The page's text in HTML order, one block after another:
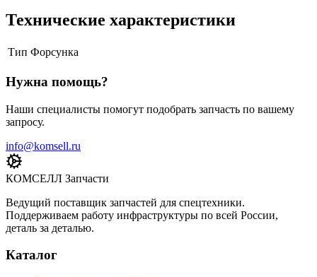
Технические характеристики
Тип Форсунка
Нужна помощь?
Наши специалисты помогут подобрать запчасть по вашему
запросу.
info@komsell.ru
КОМСЕЛЛ Запчасти
Ведущий поставщик запчастей для спецтехники.
Поддерживаем работу инфраструктуры по всей России,
деталь за деталью.
Каталог